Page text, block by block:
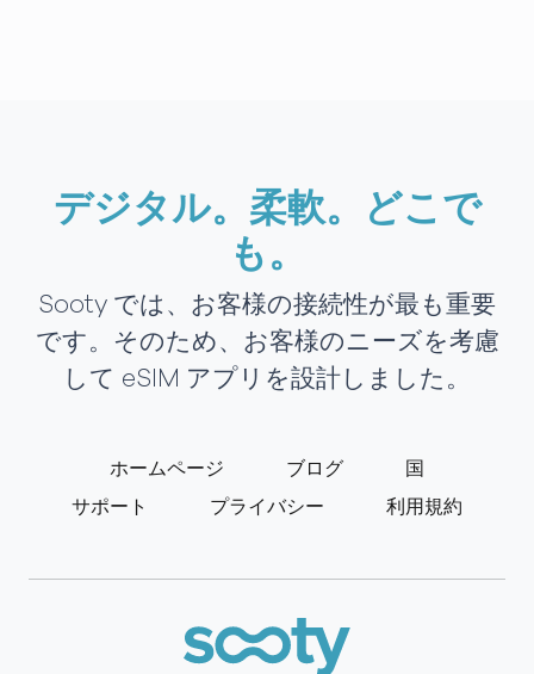
デジタル。柔軟。どこで
も。
Sooty では、お客様の接続性が最も重要
です。そのため、お客様のニーズを考慮
して eSIM アプリを設計しました。
ホームページ ブログ
国
サポート
プライバシー 利用規約